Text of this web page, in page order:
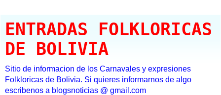
ENTRADAS FOLKLORICAS
DE BOLIVIA
Sitio de informacion de los Carnavales y expresiones
Folkloricas de Bolivia. Si quieres informarnos de algo
escribenos a blogsnoticias @ gmail.com